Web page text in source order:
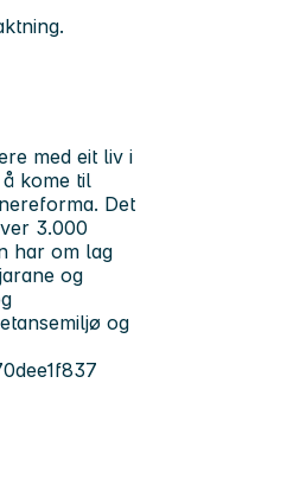
med eit liv i
kome til
Det
3.000
har om lag
og
og